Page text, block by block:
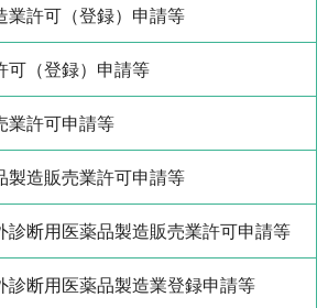
業許可（登録）申請等
可（登録）申請等
業許可申請等
製造販売業許可申請等
診断用医薬品製造販売業許可申請等
診断用医薬品製造業登録申請等